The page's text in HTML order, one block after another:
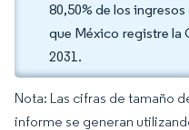
80,50% de los
que México registre la
2031.
Nota: Las cifras de tamaño
informe se generan